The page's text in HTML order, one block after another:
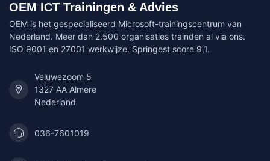
OEM ICT Trainingen & Advies
OEM is het gespecialiseerd Microsoft-trainingscentrum van
Nederland. Meer dan 2.500 organisaties trainden al via ons.
ISO 9001 en 27001 werkwijze. Springest score 9,1.
Veluwezoom 5
1327 AA Almere
Nederland
036-7601019